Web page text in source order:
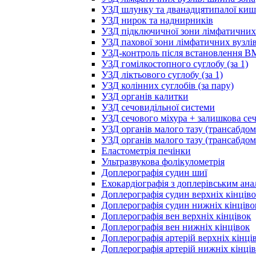
УЗД шлунку та дванадцятипалої
УЗД нирок та наднирників
УЗД підключичної зони лімфатичних
УЗД пахової зони лімфатичних вузлів
УЗД-контроль після встановлення
УЗД гомілкостопного суглобу (за 1)
УЗД ліктьового суглобу (за 1)
УЗД колінних суглобів (за пару)
УЗД органів калитки
УЗД сечовидільної системи
УЗД сечового міхура + залишкова
УЗД органів малого тазу
УЗД органів малого тазу
Еластометрія печінки
Ультразвукова фолікулометрія
Доплерографія судин шиї
Ехокардіографія з доплерівським
Доплерографія судин верхніх
Доплерографія судин нижніх
Доплерографія вен верхніх кінцівок
Доплерографія вен нижніх кінцівок
Доплерографія артерій верхніх
Доплерографія артерій нижніх